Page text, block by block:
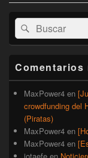
El
área
de
lateral
primaria
Buscar
por:
Buscar
Comentarios
MaxPower4 en
crowdfunding del
(Piratas)
MaxPower4 en
MaxPower4 en